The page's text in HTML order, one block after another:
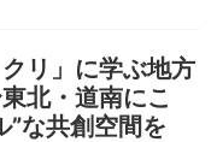
リ」に学ぶ地方
北・道南にこ
”な共創空間を